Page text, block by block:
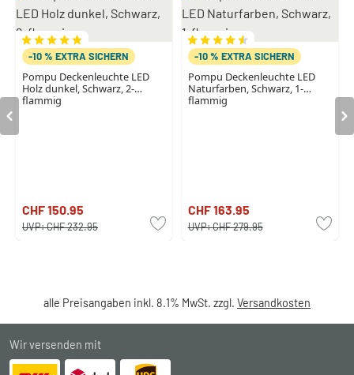
-10 % EXTRA SICHERN
Pompu Deckenleuchte LED
Holz dunkel, Schwarz, 2-
flammig
CHF 150.95
UVP:CHF 232.95
-10 % EXTRA SICHERN
Pompu Deckenleuchte LED
Naturfarben, Schwarz, 1-
flammig
CHF 163.95
UVP:CHF 279.95
alle Preisangaben inkl. 8.1% MwSt. zzgl. Versandkosten
Wir versenden mit